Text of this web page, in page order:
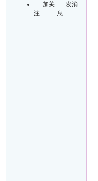
加关
注
发消
息